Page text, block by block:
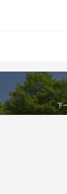
下